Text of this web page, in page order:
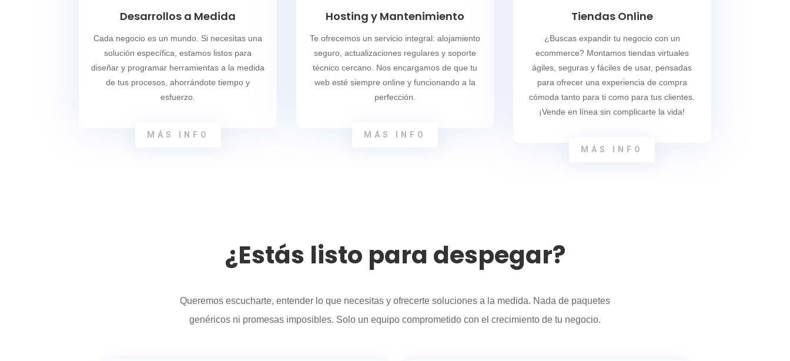
Desarrollos a Medida
Cada negocio es un mundo. Si necesitas una
solución específica, estamos listos para
diseñar y programar herramientas a la medida
de tus procesos, ahorrándote tiempo y
esfuerzo.
MÁS INFO
Hosting y Mantenimiento
Te ofrecemos un servicio integral: alojamiento
seguro, actualizaciones regulares y soporte
técnico cercano. Nos encargamos de que tu
web esté siempre online y funcionando a la
perfección.
MÁS INFO
Tiendas Online
¿Buscas expandir tu negocio con un
ecommerce? Montamos tiendas virtuales
ágiles, seguras y fáciles de usar, pensadas
para ofrecer una experiencia de compra
cómoda tanto para ti como para tus clientes.
¡Vende en línea sin complicarte la vida!
MÁS INFO
¿Estás listo para despegar?
Queremos escucharte, entender lo que necesitas y ofrecerte soluciones a la medida. Nada de paquetes
genéricos ni promesas imposibles. Solo un equipo comprometido con el crecimiento de tu negocio.